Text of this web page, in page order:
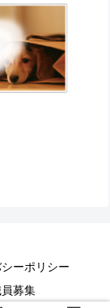
ーポリシー
募集